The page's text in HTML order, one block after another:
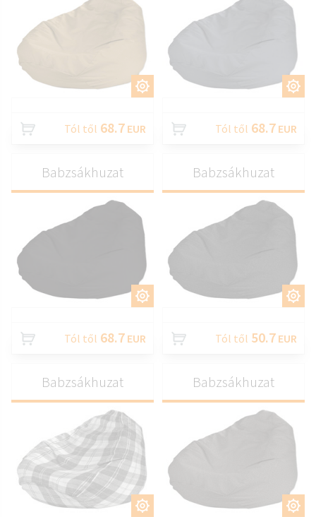
TESTRESZAB
Tól től 68.7 EUR
TESTRESZAB
Tól től 68.7 EUR
TESTRESZAB
Babzsákhuzat
Tól től 68.7 EUR
TESTRESZAB
Babzsákhuzat
Tól től 50.7 EUR
TESTRESZAB
Babzsákhuzat
TESTRESZAB
Babzsákhuzat